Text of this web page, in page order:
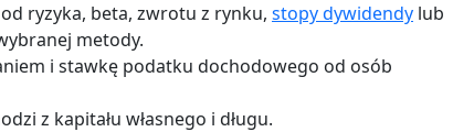
ryzyka, beta, zwrotu z rynku, stopy dywidendy lub
metody.
i stawkę podatku dochodowego od osób
z kapitału własnego i długu.